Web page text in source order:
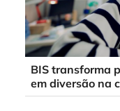
BIS transforma
em diversão na